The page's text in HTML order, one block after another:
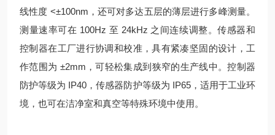
线性度 <±100nm，还可对多达五层的薄层进行多峰测量。
测量速率可在 100Hz 至 24kHz 之间连续调整。传感器和
控制器在工厂进行协调和校准，具有紧凑坚固的设计，工
作范围为 ±2mm，可轻松集成到狭窄的生产线中。控制器
防护等级为 IP40，传感器防护等级为 IP65，适用于工业环
境，也可在洁净室和真空等特殊环境中使用。